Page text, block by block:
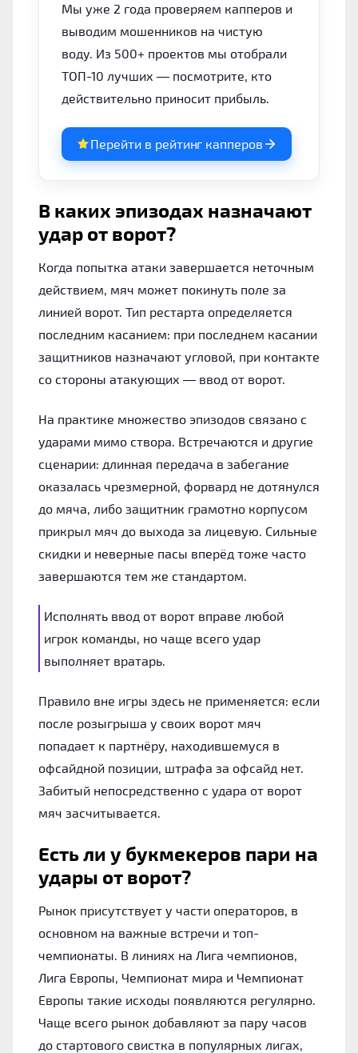
Мы уже 2 года проверяем капперов и
выводим мошенников на чистую
воду. Из 500+ проектов мы отобрали
ТОП-10 лучших — посмотрите, кто
действительно приносит прибыль.
Перейти в рейтинг капперов
В каких эпизодах назначают
удар от ворот?
Когда попытка атаки завершается неточным
действием, мяч может покинуть поле за
линией ворот. Тип рестарта определяется
последним касанием: при последнем касании
защитников назначают угловой, при контакте
со стороны атакующих — ввод от ворот.
На практике множество эпизодов связано с
ударами мимо створа. Встречаются и другие
сценарии: длинная передача в забегание
оказалась чрезмерной, форвард не дотянулся
до мяча, либо защитник грамотно корпусом
прикрыл мяч до выхода за лицевую. Сильные
скидки и неверные пасы вперёд тоже часто
завершаются тем же стандартом.
Исполнять ввод от ворот вправе любой
игрок команды, но чаще всего удар
выполняет вратарь.
Правило вне игры здесь не применяется: если
после розыгрыша у своих ворот мяч
попадает к партнёру, находившемуся в
офсайдной позиции, штрафа за офсайд нет.
Забитый непосредственно с удара от ворот
мяч засчитывается.
Есть ли у букмекеров пари на
удары от ворот?
Рынок присутствует у части операторов, в
основном на важные встречи и топ-
чемпионаты. В линиях на Лига чемпионов,
Лига Европы, Чемпионат мира и Чемпионат
Европы такие исходы появляются регулярно.
Чаще всего рынок добавляют за пару часов
до стартового свистка в популярных лигах,